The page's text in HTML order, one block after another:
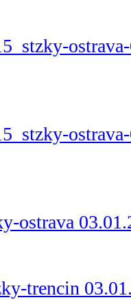
ostrava
trencin